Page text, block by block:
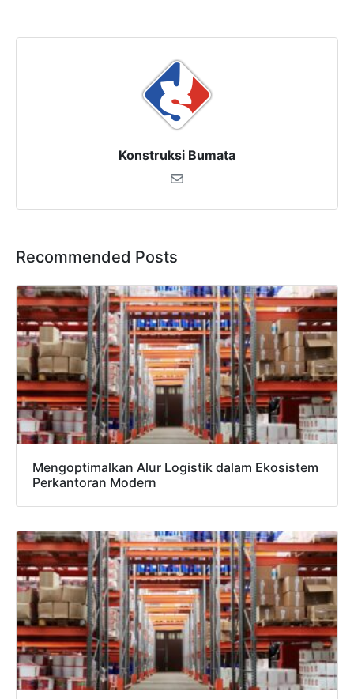
Konstruksi Bumata
Recommended Posts
Mengoptimalkan Alur Logistik dalam Ekosistem
Perkantoran Modern